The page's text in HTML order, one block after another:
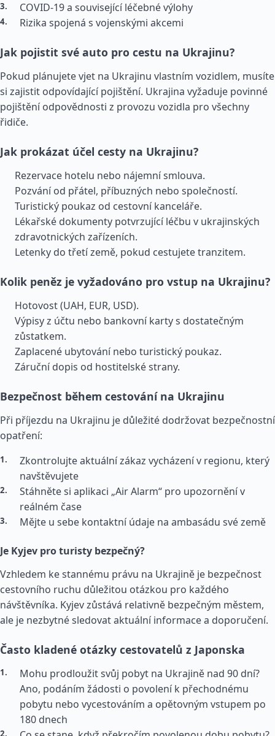
COVID-19 a související léčebné výlohy
Rizika spojená s vojenskými akcemi
Jak pojistit své auto pro cestu na Ukrajinu?
Pokud plánujete vjet na Ukrajinu vlastním vozidlem, musíte
si zajistit odpovídající pojištění. Ukrajina vyžaduje povinné
pojištění odpovědnosti z provozu vozidla pro všechny
řidiče.
Jak prokázat účel cesty na Ukrajinu?
Rezervace hotelu nebo nájemní smlouva.
Pozvání od přátel, příbuzných nebo společností.
Turistický poukaz od cestovní kanceláře.
Lékařské dokumenty potvrzující léčbu v ukrajinských
zdravotnických zařízeních.
Letenky do třetí země, pokud cestujete tranzitem.
Kolik peněz je vyžadováno pro vstup na Ukrajinu?
Hotovost (UAH, EUR, USD).
Výpisy z účtu nebo bankovní karty s dostatečným
zůstatkem.
Zaplacené ubytování nebo turistický poukaz.
Záruční dopis od hostitelské strany.
Bezpečnost během cestování na Ukrajinu
Při příjezdu na Ukrajinu je důležité dodržovat bezpečnostní
opatření:
Zkontrolujte aktuální zákaz vycházení v regionu, který
navštěvujete
Stáhněte si aplikaci „Air Alarm“ pro upozornění v
reálném čase
Mějte u sebe kontaktní údaje na ambasádu své země
Je Kyjev pro turisty bezpečný?
Vzhledem ke stannému právu na Ukrajině je bezpečnost
cestovního ruchu důležitou otázkou pro každého
návštěvníka. Kyjev zůstává relativně bezpečným městem,
ale je nezbytné sledovat aktuální informace a doporučení.
Často kladené otázky cestovatelů z Japonska
Mohu prodloužit svůj pobyt na Ukrajině nad 90 dní?
Ano, podáním žádosti o povolení k přechodnému
pobytu nebo vycestováním a opětovným vstupem po
180 dnech